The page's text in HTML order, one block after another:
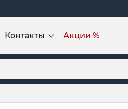
Контакты Акции %